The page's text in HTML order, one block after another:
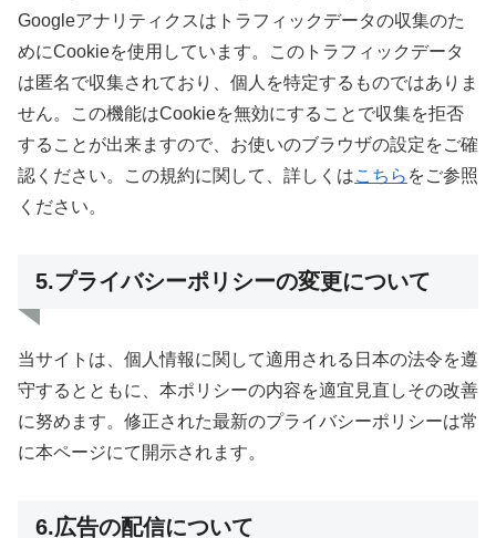
Googleアナリティクスはトラフィックデータの収集のた
めにCookieを使用しています。このトラフィックデータ
は匿名で収集されており、個人を特定するものではありま
せん。この機能はCookieを無効にすることで収集を拒否
することが出来ますので、お使いのブラウザの設定をご確
認ください。この規約に関して、詳しくはこちら をご参照
ください。
5.プライバシーポリシーの変更について
当サイトは、個人情報に関して適用される日本の法令を遵
守するとともに、本ポリシーの内容を適宜見直しその改善
に努めます。修正された最新のプライバシーポリシーは常
に本ページにて開示されます。
6.広告の配信について